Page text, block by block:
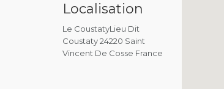
Localisation
Le CoustatyLieu Dit
Coustaty 24220 Saint
Vincent De Cosse France